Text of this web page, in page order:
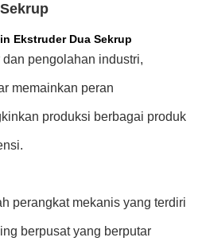
Sekrup
Ekstruder Dua Sekrup
pengolahan industri,
memainkan peran
produksi berbagai produk
perangkat mekanis yang terdiri
berpusat yang berputar